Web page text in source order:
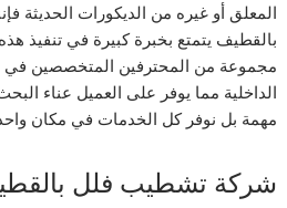
المعلق أو غيره من الديكورات الحديثة
بالقطيف يتمتع بخبرة كبيرة في تنفيذ
مجموعة من المحترفين المتخصصين في
الداخلية مما يوفر على العميل عناء
مهمة بل نوفر كل الخدمات في مكان
شركة تشطيب فلل